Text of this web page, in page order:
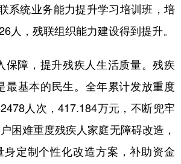
广西 海南 重庆
甘肃 青海 宁夏
内蒙古 黑龙江
系统业务能力提升学习培训班，培
人，残联组织能力建设得到提升。
障，提升残疾人生活质量。残疾
最基本的民生。全年累计发放重度
人次，417.184万元，不断兜牢
困难重度残疾人家庭无障碍改造，
身定制个性化改造方案，补助资金